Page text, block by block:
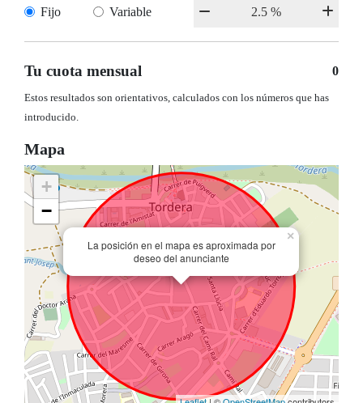
Fijo Variable
Tu cuota mensual 0
Estos resultados son orientativos, calculados con los números que has
introducido.
Mapa
La posición en el mapa es aproximada por
deseo del anunciante
×
+
−